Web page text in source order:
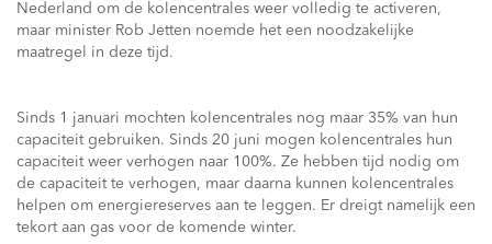
Nederland om de kolencentrales weer volledig te activeren,
maar minister Rob Jetten noemde het een noodzakelijke
maatregel in deze tijd.
Sinds 1 januari mochten kolencentrales nog maar 35% van hun
capaciteit gebruiken. Sinds 20 juni mogen kolencentrales hun
capaciteit weer verhogen naar 100%. Ze hebben tijd nodig om
de capaciteit te verhogen, maar daarna kunnen kolencentrales
helpen om energiereserves aan te leggen. Er dreigt namelijk een
tekort aan gas voor de komende winter.